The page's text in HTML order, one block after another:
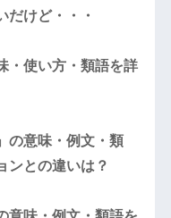
だけど・・・
・使い方・類語を詳
の意味・例文・類
ンとの違いは？